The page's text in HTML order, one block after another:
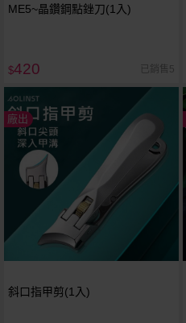
ME5~晶鑽鋼點銼刀(1入)
$420 已銷售5
廠出
斜口指甲剪(1入)